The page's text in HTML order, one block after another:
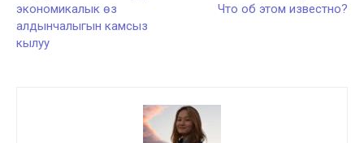
экономикалык өз
алдынчалыгын камсыз
кылуу
Что об этом известно?